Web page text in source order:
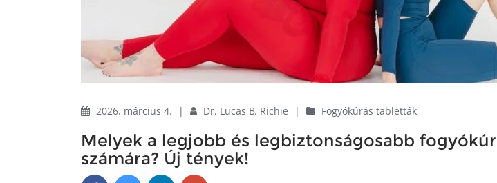
2026. március 4. | Dr. Lucas B. Richie | Fogyókúrás tabletták
Melyek a legjobb és legbiztonságosabb
számára? Új tények!